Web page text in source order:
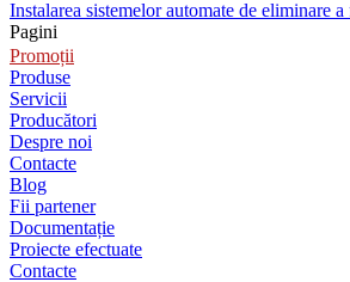
Instalarea sistemelor automate de eliminare
Pagini
Promoții
Produse
Servicii
Producători
Despre noi
Contacte
Blog
Fii partener
Documentație
Proiecte efectuate
Contacte